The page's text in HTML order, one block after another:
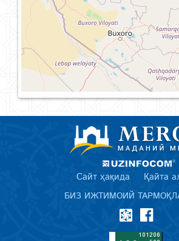
Сайт ҳақида Қайта
БИЗ ИЖТИМОИЙ